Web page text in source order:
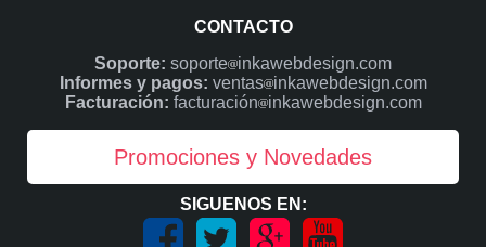
CONTACTO
Soporte: soporte inkawebdesign.com
Informes y pagos: ventas inkawebdesign.com
Facturación: facturación inkawebdesign.com
Promociones y Novedades
SIGUENOS EN: